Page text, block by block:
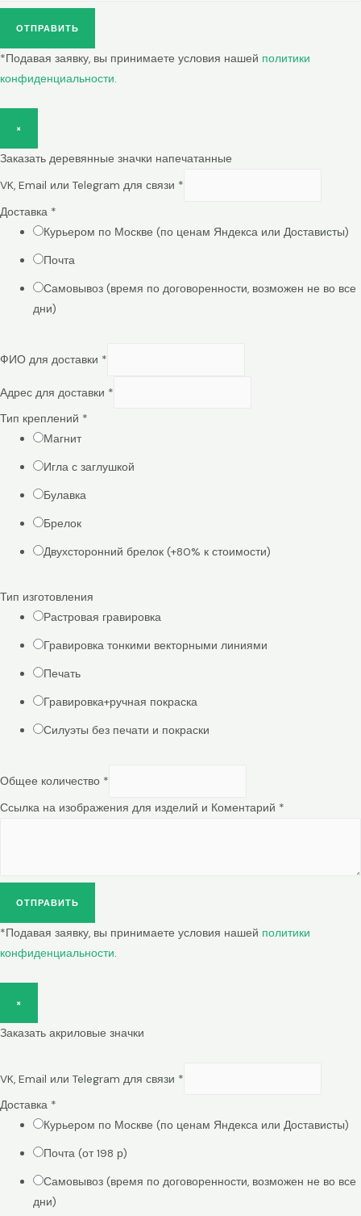
ОТПРАВИТЬ
*Подавая заявку, вы принимаете условия нашей политики
конфиденциальности.
×
Заказать деревянные значки напечатанные
VK, Email или Telegram для связи *
Доставка *
Курьером по Москве (по ценам Яндекса или Достависты)
Почта
Самовывоз (время по договоренности, возможен не во все
дни)
ФИО для доставки *
Адрес для доставки *
Тип креплений *
Магнит
Игла с заглушкой
Булавка
Брелок
Двухсторонний брелок (+80% к стоимости)
Тип изготовления
Растровая гравировка
Гравировка тонкими векторными линиями
Печать
Гравировка+ручная покраска
Силуэты без печати и покраски
Общее количество *
Ссылка на изображения для изделий и Коментарий *
ОТПРАВИТЬ
*Подавая заявку, вы принимаете условия нашей политики
конфиденциальности.
×
Заказать акриловые значки
VK, Email или Telegram для связи *
Доставка *
Курьером по Москве (по ценам Яндекса или Достависты)
Почта (от 198 р)
Самовывоз (время по договоренности, возможен не во все
дни)